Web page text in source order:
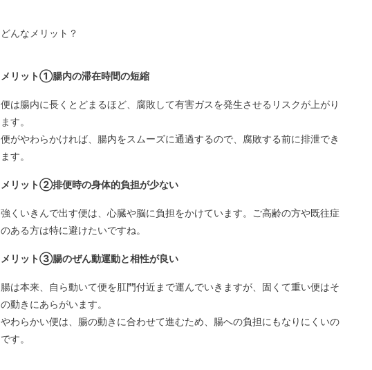
どんなメリット？
メリット①腸内の滞在時間の短縮
便は腸内に長くとどまるほど、腐敗して有害ガスを発生させるリスクが上がり
ます。
便がやわらかければ、腸内をスムーズに通過するので、腐敗する前に排泄でき
ます。
メリット②排便時の身体的負担が少ない
強くいきんで出す便は、心臓や脳に負担をかけています。ご高齢の方や既往症
のある方は特に避けたいですね。
メリット③腸のぜん動運動と相性が良い
腸は本来、自ら動いて便を肛門付近まで運んでいきますが、固くて重い便はそ
の動きにあらがいます。
やわらかい便は、腸の動きに合わせて進むため、腸への負担にもなりにくいの
です。